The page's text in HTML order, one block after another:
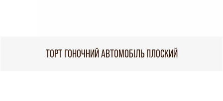
ТОРТ ГОНОЧНИЙ АВТОМОБІЛЬ ПЛОСКИЙ